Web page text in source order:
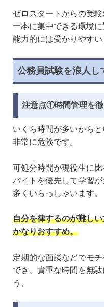
ゼロスタートからの受
一本に集中できる環境
能力的には受かりやすい
公務員試験を浪人し
注意点①時間管理を
いくら時間が多いからと
非常に危険です。
可処分時間が現役生に
バイトを優先して学習
多くいらっしゃいます。
自分を律するのが難し
かなりおすすめ。
定期的な面談などでモ
でき、貴重な時間を無
う、